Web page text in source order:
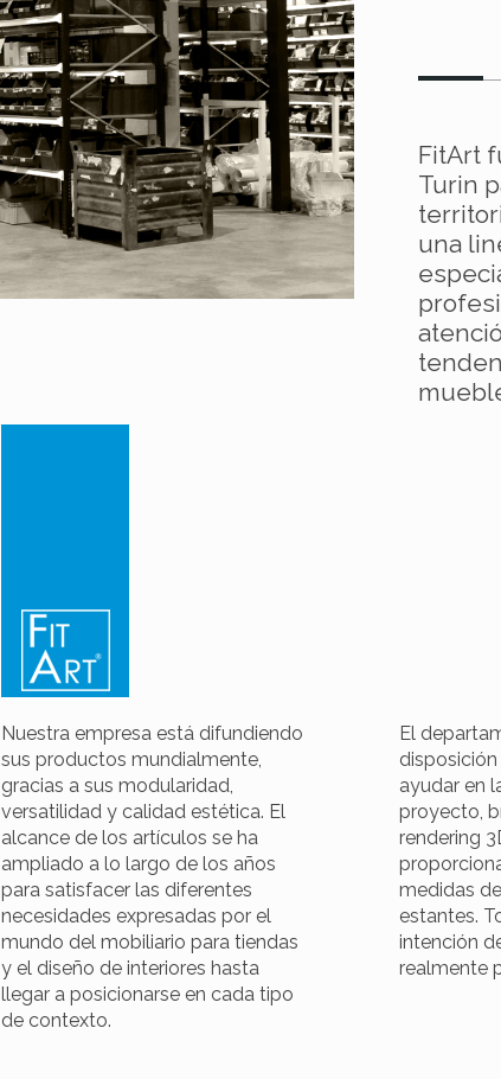
FitArt
Turin
una
Nuestra empresa está difundiendo
sus productos mundialmente,
gracias a sus modularidad,
versatilidad y calidad estética. El
alcance de los artículos se ha
ampliado a lo largo de los años
para satisfacer las diferentes
necesidades expresadas por el
mundo del mobiliario para tiendas
y el diseño de interiores hasta
llegar a posicionarse en cada tipo
de contexto.
El
ayudar en
proyecto,
rendering
medidas
estantes.
intención
realmente